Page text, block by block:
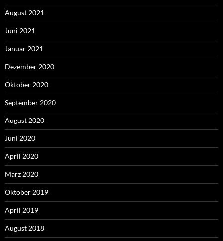
August 2021
Juni 2021
Januar 2021
Dezember 2020
Oktober 2020
September 2020
August 2020
Juni 2020
April 2020
März 2020
Oktober 2019
April 2019
August 2018